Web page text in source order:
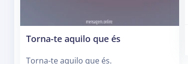
Torna-te aquilo que és
Torna-te aquilo que és.